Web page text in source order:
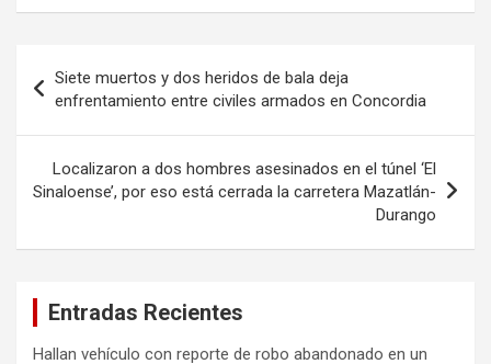
de
entradas
Siete muertos y dos heridos de bala deja
enfrentamiento entre civiles armados en Concordia
Localizaron a dos hombres asesinados en el túnel ‘El
Sinaloense’, por eso está cerrada la carretera Mazatlán-
Durango
Entradas Recientes
Hallan vehículo con reporte de robo abandonado en un